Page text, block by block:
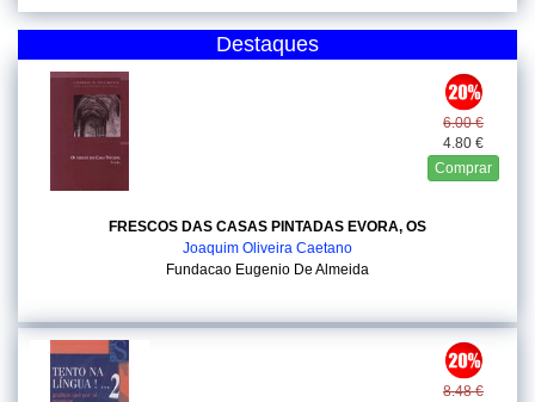
Destaques
6.00 €
4.80 €
Comprar
FRESCOS DAS CASAS PINTADAS EVORA, OS
Joaquim Oliveira Caetano
Fundacao Eugenio De Almeida
8.48 €